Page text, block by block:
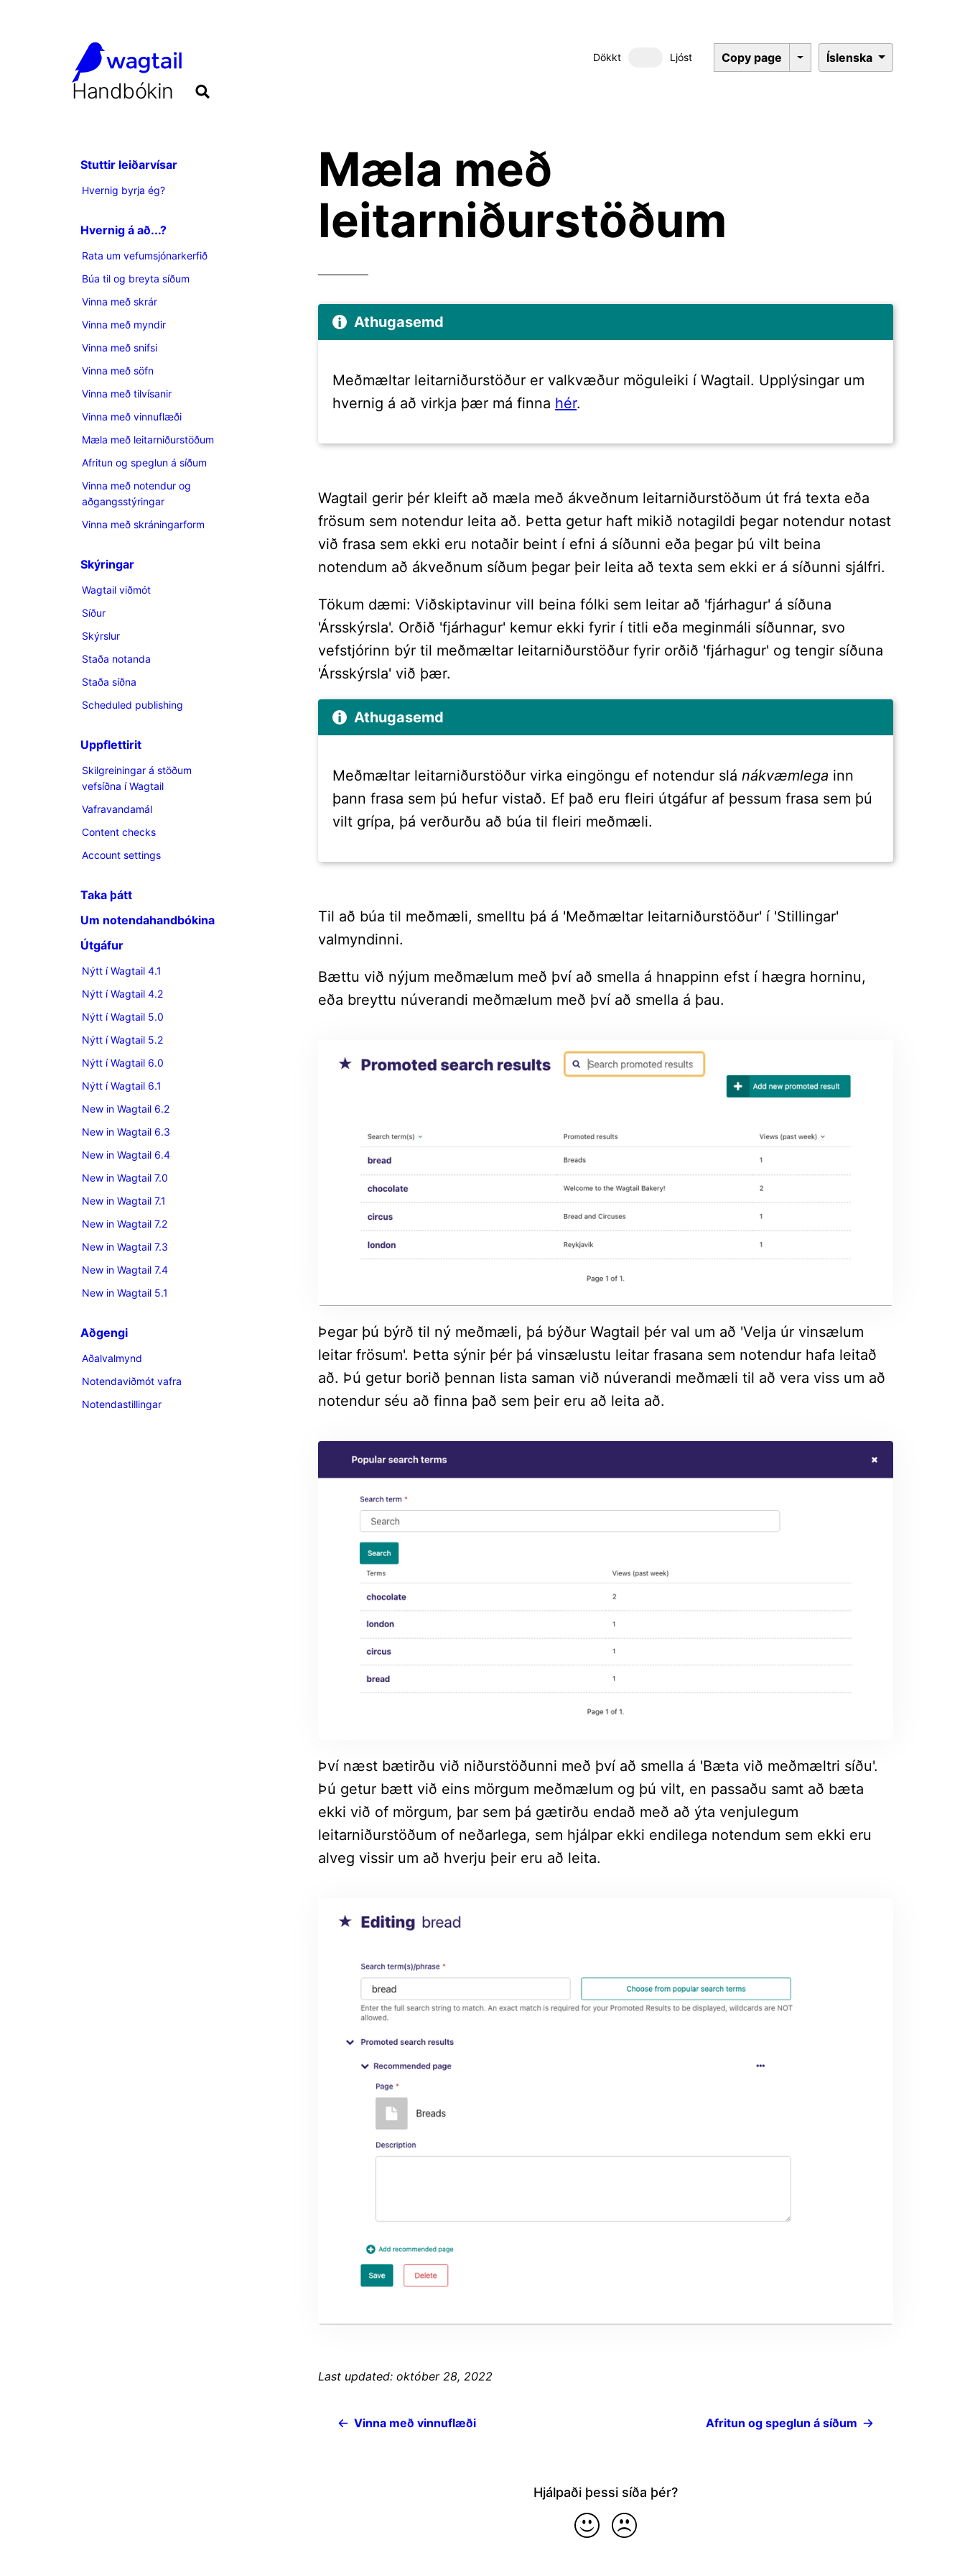
Handbókin
Stuttir leiðarvísar
Hvernig byrja ég?
Hvernig á að...?
Rata um vefumsjónarkerfið
Búa til og breyta síðum
Vinna með skrár
Vinna með myndir
Vinna með snifsi
Vinna með söfn
Vinna með tilvísanir
Vinna með vinnuflæði
Mæla með leitarniðurstöðum
Afritun og speglun á síðum
Vinna með notendur og
aðgangsstýringar
Vinna með skráningarform
Skýringar
Wagtail viðmót
Síður
Skýrslur
Staða notanda
Staða síðna
Scheduled publishing
Uppflettirit
Skilgreiningar á stöðum
vefsíðna í Wagtail
Vafravandamál
Content checks
Account settings
Taka þátt
Um notendahandbókina
Útgáfur
Nýtt í Wagtail 4.1
Nýtt í Wagtail 4.2
Nýtt í Wagtail 5.0
Nýtt í Wagtail 5.2
Nýtt í Wagtail 6.0
Nýtt í Wagtail 6.1
New in Wagtail 6.2
New in Wagtail 6.3
New in Wagtail 6.4
New in Wagtail 7.0
New in Wagtail 7.1
New in Wagtail 7.2
New in Wagtail 7.3
New in Wagtail 7.4
New in Wagtail 5.1
Aðgengi
Aðalvalmynd
Notendaviðmót vafra
Notendastillingar
Dökkt Dökkt þema
Ljóst Copy page Íslenska
Mæla með
leitarniðurstöðum
Athugasemd
Meðmæltar leitarniðurstöður er valkvæður möguleiki í Wagtail. Upplýsingar um
hvernig á að virkja þær má finna hér.
Wagtail gerir þér kleift að mæla með ákveðnum leitarniðurstöðum út frá texta eða
frösum sem notendur leita að. Þetta getur haft mikið notagildi þegar notendur notast
við frasa sem ekki eru notaðir beint í efni á síðunni eða þegar þú vilt beina
notendum að ákveðnum síðum þegar þeir leita að texta sem ekki er á síðunni sjálfri.
Tökum dæmi: Viðskiptavinur vill beina fólki sem leitar að 'fjárhagur' á síðuna
'Ársskýrsla'. Orðið 'fjárhagur' kemur ekki fyrir í titli eða meginmáli síðunnar, svo
vefstjórinn býr til meðmæltar leitarniðurstöður fyrir orðið 'fjárhagur' og tengir síðuna
'Ársskýrsla' við þær.
Athugasemd
Meðmæltar leitarniðurstöður virka eingöngu ef notendur slánákvæmlega inn
þann frasa sem þú hefur vistað. Ef það eru fleiri útgáfur af þessum frasa sem þú
vilt grípa, þá verðurðu að búa til fleiri meðmæli.
Til að búa til meðmæli, smelltu þá á 'Meðmæltar leitarniðurstöður' í 'Stillingar'
valmyndinni.
Bættu við nýjum meðmælum með því að smella á hnappinn efst í hægra horninu,
eða breyttu núverandi meðmælum með því að smella á þau.
Þegar þú býrð til ný meðmæli, þá býður Wagtail þér val um að 'Velja úr vinsælum
leitar frösum'. Þetta sýnir þér þá vinsælustu leitar frasana sem notendur hafa leitað
að. Þú getur borið þennan lista saman við núverandi meðmæli til að vera viss um að
notendur séu að finna það sem þeir eru að leita að.
Því næst bætirðu við niðurstöðunni með því að smella á 'Bæta við meðmæltri síðu'.
Þú getur bætt við eins mörgum meðmælum og þú vilt, en passaðu samt að bæta
ekki við of mörgum, þar sem þá gætirðu endað með að ýta venjulegum
leitarniðurstöðum of neðarlega, sem hjálpar ekki endilega notendum sem ekki eru
alveg vissir um að hverju þeir eru að leita.
Last updated: október 28, 2022
Vinna með vinnuflæði Afritun og speglun á síðum
Hjálpaði þessi síða þér?